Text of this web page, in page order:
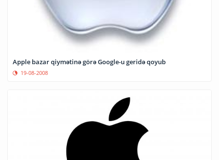
Apple bazar qiymətinə görə Google-u geridə qoyub
19-08-2008